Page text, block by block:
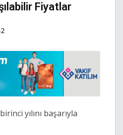
Fiyatlar
yılını başarıyla